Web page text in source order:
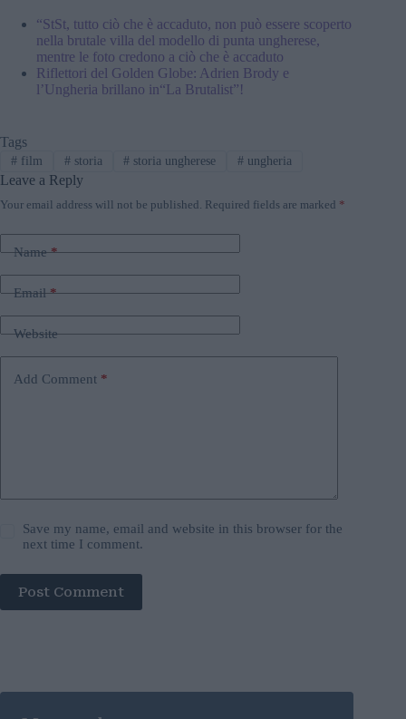
“StSt, tutto ciò che è accaduto, non può essere scoperto
nella brutale villa del modello di punta ungherese,
mentre le foto credono a ciò che è accaduto
Riflettori del Golden Globe: Adrien Brody e
l’Ungheria brillano in“La Brutalist”!
Tags
#film #storia # storia ungherese # ungheria
Leave a Reply
Your email address will not be published. Required fields are marked *
Name*
Email*
Website
Add Comment *
Save my name, email and website in this browser for the
next time I comment.
Post Comment